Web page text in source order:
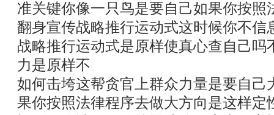
准关键你像一只鸟是要自己如果你按照
翻身宣传战略推行运动式这时候你不信
战略推行运动式是原样使真心查自己吗
力是原样不
如何击垮这帮贪官上群众力量是要自己
果你按照法律程序去做大方向是这样定